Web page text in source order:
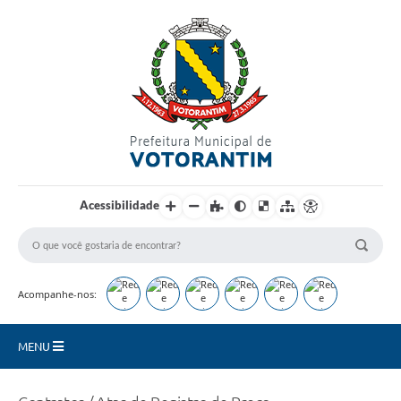
Acessibilidade
Acompanhe-nos:
MENU